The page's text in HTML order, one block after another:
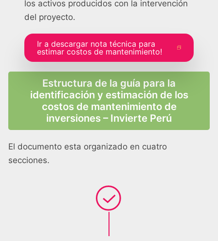
los activos producidos con la intervención
del proyecto.
Ir a descargar nota técnica para
estimar costos de mantenimiento!
Estructura de la guía para la
identificación y estimación de los
costos de mantenimiento de
inversiones – Invierte Perú
El documento esta organizado en cuatro
secciones.